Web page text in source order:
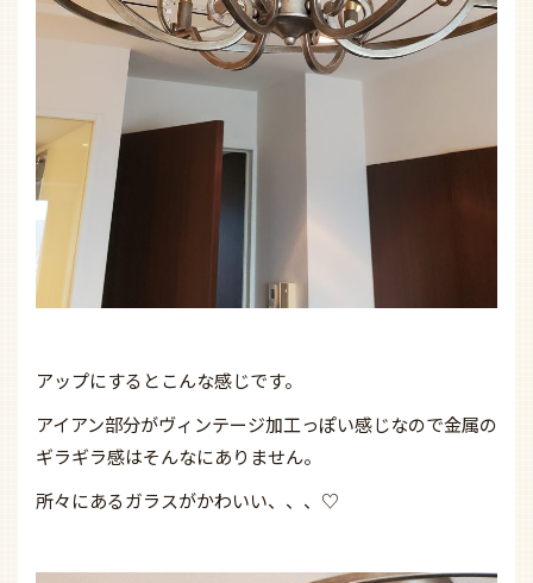
アップにするとこんな感じです。
アイアン部分がヴィンテージ加工っぽい感じなので金属の
ギラギラ感はそんなにありません。
所々にあるガラスがかわいい、、、♡